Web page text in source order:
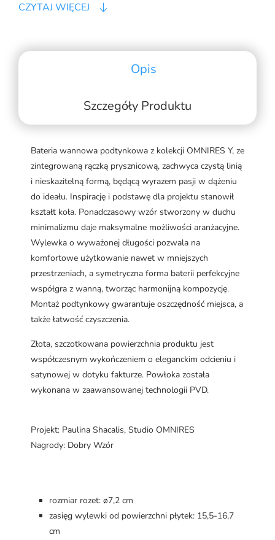
CZYTAJ WIĘCEJ
Opis
Szczegóły Produktu
Bateria wannowa podtynkowa z kolekcji OMNIRES Y, ze
zintegrowaną rączką prysznicową, zachwyca czystą linią
i nieskazitelną formą, będącą wyrazem pasji w dążeniu
do ideału. Inspirację i podstawę dla projektu stanowił
kształt koła. Ponadczasowy wzór stworzony w duchu
minimalizmu daje maksymalne możliwości aranżacyjne.
Wylewka o wyważonej długości pozwala na
komfortowe użytkowanie nawet w mniejszych
przestrzeniach, a symetryczna forma baterii perfekcyjne
współgra z wanną, tworząc harmonijną kompozycję.
Montaż podtynkowy gwarantuje oszczędność miejsca, a
także łatwość czyszczenia.
Złota, szczotkowana powierzchnia produktu jest
współczesnym wykończeniem o eleganckim odcieniu i
satynowej w dotyku fakturze. Powłoka została
wykonana w zaawansowanej technologii PVD.
Projekt: Paulina Shacalis, Studio OMNIRES
Nagrody: Dobry Wzór
rozmiar rozet: ø7,2 cm
zasięg wylewki od powierzchni płytek: 15,5-16,7
cm